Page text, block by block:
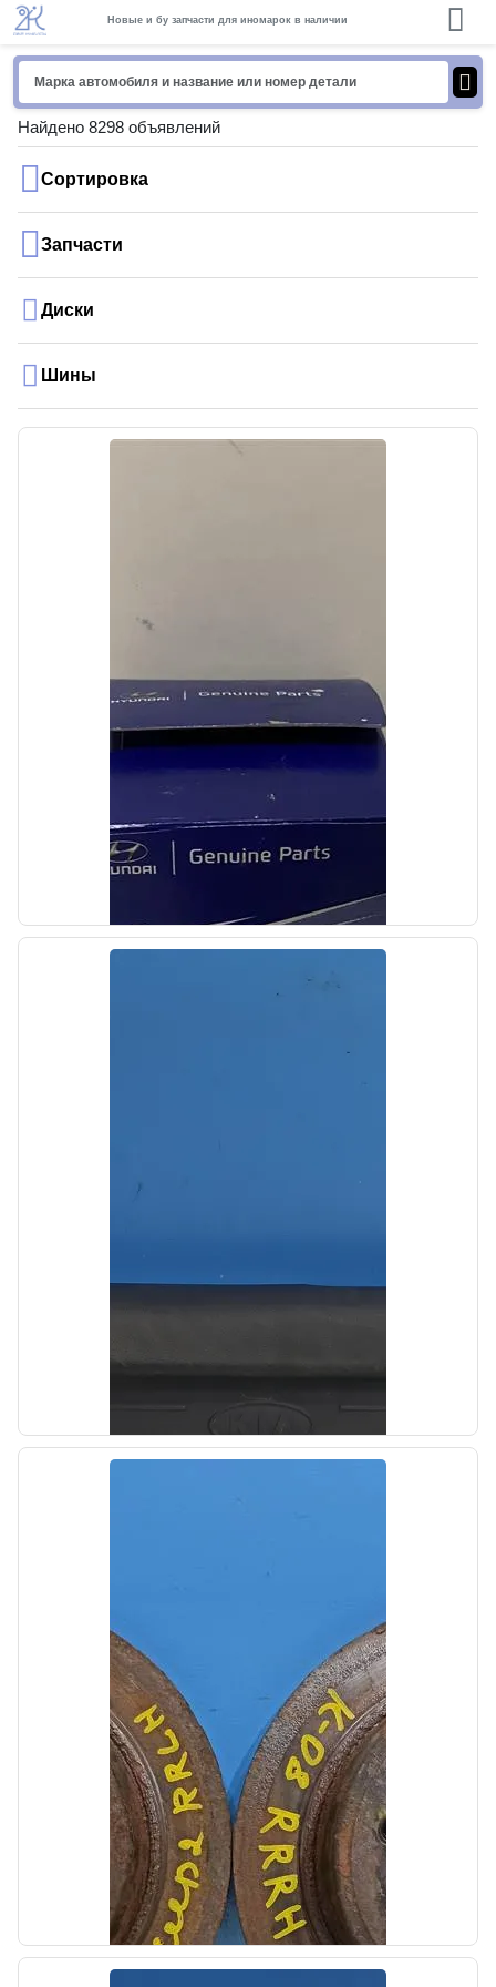
Новые и бу запчасти для иномарок в наличии
Найдено 8298 объявлений
Сортировка
Запчасти
Диски
Шины
Фильтр масляный Hyundai Solaris 2 2017-
OEM: 26300-02503
Цена: 549,00₽
б/у
Накладка порога внутренняя Kia Cerato 2
TD 2008-2013
OEM: 858701M000WK
Производитель:
Hyundai-KIA
Цена: 600,00₽